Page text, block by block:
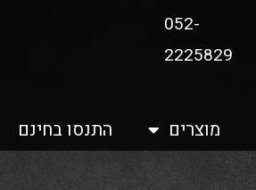
052-
2225829
מוצרים התנסו בחינם